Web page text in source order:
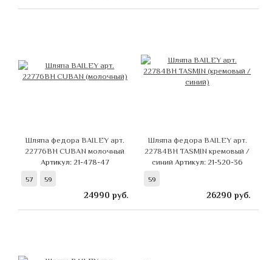
Шляпа федора BAILEY арт.
22776BH CUBAN молочный
Артикул: 21-478-47
57 59
24990 руб.
Шляпа федора BAILEY арт.
22784BH TASMIN кремовый /
синий Артикул: 21-520-36
59
26290 руб.